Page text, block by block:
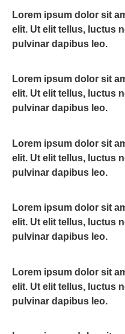
Lorem ipsum dolor sit
elit. Ut elit tellus, luctus
pulvinar dapibus leo.
Lorem ipsum dolor sit
elit. Ut elit tellus, luctus
pulvinar dapibus leo.
Lorem ipsum dolor sit
elit. Ut elit tellus, luctus
pulvinar dapibus leo.
Lorem ipsum dolor sit
elit. Ut elit tellus, luctus
pulvinar dapibus leo.
Lorem ipsum dolor sit
elit. Ut elit tellus, luctus
pulvinar dapibus leo.